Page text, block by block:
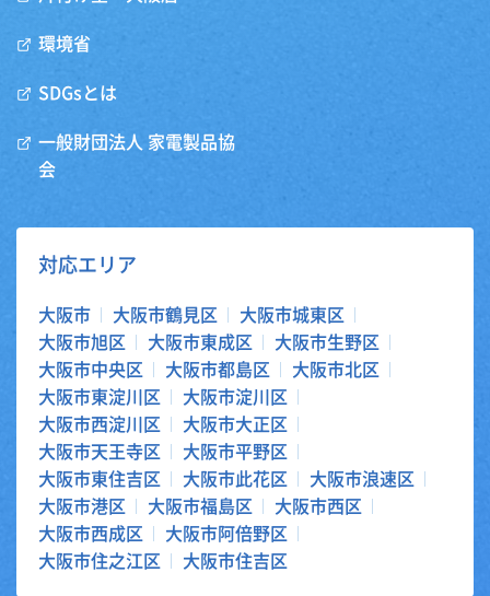
環境省
SDGsとは
一般財団法人 家電製品協
会
対応エリア
大阪市 大阪市鶴見区
大阪市城東区
大阪市旭区
大阪市東成区
大阪市生野区
大阪市中央区
大阪市都島区
大阪市北区
大阪市東淀川区
大阪市淀川区
大阪市西淀川区
大阪市大正区
大阪市天王寺区
大阪市平野区
大阪市東住吉区
大阪市此花区
大阪市浪速区
大阪市港区
大阪市福島区
大阪市西区
大阪市西成区
大阪市阿倍野区
大阪市住之江区
大阪市住吉区